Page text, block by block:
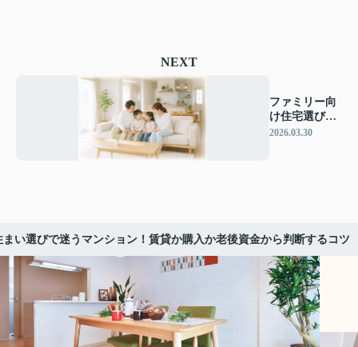
NEXT
ファミリー向
け住宅選びで
迷う人へ 賃貸
2026.03.30
い選びで迷うマンション！賃貸か購入か老後資金から判断するコツ